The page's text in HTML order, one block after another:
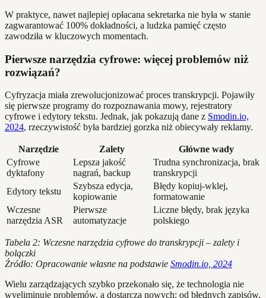
W praktyce, nawet najlepiej opłacana sekretarka nie była w stanie
zagwarantować 100% dokładności, a ludzka pamięć często
zawodziła w kluczowych momentach.
Pierwsze narzędzia cyfrowe: więcej problemów niż
rozwiązań?
Cyfryzacja miała zrewolucjonizować proces transkrypcji. Pojawiły
się pierwsze programy do rozpoznawania mowy, rejestratory
cyfrowe i edytory tekstu. Jednak, jak pokazują dane z Smodin.io,
2024, rzeczywistość była bardziej gorzka niż obiecywały reklamy.
Narzędzie Zalety
Główne wady
Cyfrowe
dyktafony
Lepsza jakość
nagrań, backup
Trudna synchronizacja, brak
transkrypcji
Edytory tekstu
Szybsza edycja,
kopiowanie
Błędy kopiuj-wklej,
formatowanie
Wczesne
narzędzia ASR
Pierwsze
automatyzacje
Liczne błędy, brak języka
polskiego
Tabela 2: Wczesne narzędzia cyfrowe do transkrypcji – zalety i
bolączki
Źródło: Opracowanie własne na podstawie Smodin.io, 2024
Wielu zarządzających szybko przekonało się, że technologia nie
wyeliminuje problemów, a dostarcza nowych: od błędnych zapisów,